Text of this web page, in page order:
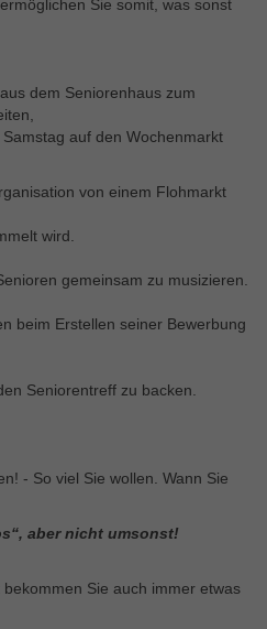
Sie somit, was sonst
dem Seniorenhaus zum
auf den Wochenmarkt
von einem Flohmarkt
wird.
gemeinsam zu musizieren.
Erstellen seiner Bewerbung
Seniorentreff zu backen.
- So viel Sie wollen. Wann Sie
aber nicht umsonst!
Sie auch immer etwas